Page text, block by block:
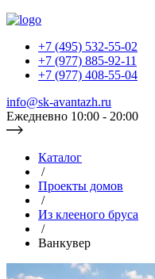
+7 (495) 532-55-02
+7 (977) 885-92-11
+7 (977) 408-55-04
info@sk-avantazh.ru
Ежедневно 10:00 - 20:00
Каталог
/
Проекты домов
/
Из клееного бруса
/
Ванкувер